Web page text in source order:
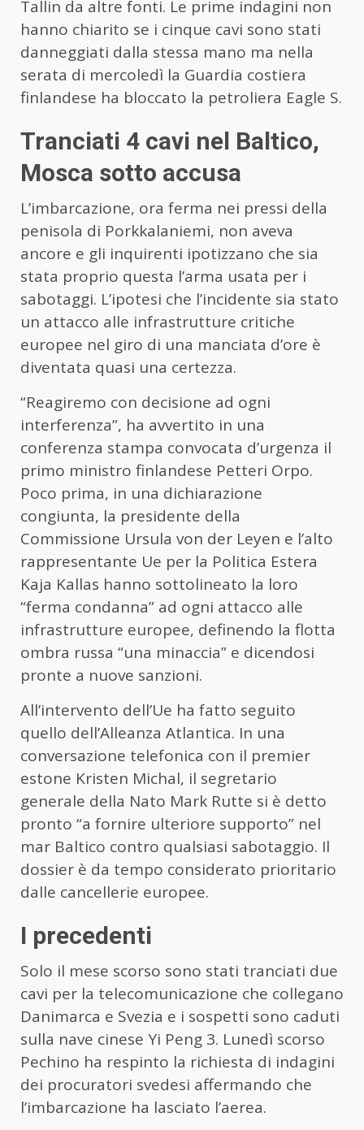
Tallin da altre fonti. Le prime indagini non
hanno chiarito se i cinque cavi sono stati
danneggiati dalla stessa mano ma nella
serata di mercoledì la Guardia costiera
finlandese ha bloccato la petroliera Eagle S.
Tranciati 4 cavi nel Baltico,
Mosca sotto accusa
L’imbarcazione, ora ferma nei pressi della
penisola di Porkkalaniemi, non aveva
ancore e gli inquirenti ipotizzano che sia
stata proprio questa l’arma usata per i
sabotaggi. L’ipotesi che l’incidente sia stato
un attacco alle infrastrutture critiche
europee nel giro di una manciata d’ore è
diventata quasi una certezza.
“Reagiremo con decisione ad ogni
interferenza”, ha avvertito in una
conferenza stampa convocata d’urgenza il
primo ministro finlandese Petteri Orpo.
Poco prima, in una dichiarazione
congiunta, la presidente della
Commissione Ursula von der Leyen e l’alto
rappresentante Ue per la Politica Estera
Kaja Kallas hanno sottolineato la loro
“ferma condanna” ad ogni attacco alle
infrastrutture europee, definendo la flotta
ombra russa “una minaccia” e dicendosi
pronte a nuove sanzioni.
All’intervento dell’Ue ha fatto seguito
quello dell’Alleanza Atlantica. In una
conversazione telefonica con il premier
estone Kristen Michal, il segretario
generale della Nato Mark Rutte si è detto
pronto “a fornire ulteriore supporto” nel
mar Baltico contro qualsiasi sabotaggio. Il
dossier è da tempo considerato prioritario
dalle cancellerie europee.
I precedenti
Solo il mese scorso sono stati tranciati due
cavi per la telecomunicazione che collegano
Danimarca e Svezia e i sospetti sono caduti
sulla nave cinese Yi Peng 3. Lunedì scorso
Pechino ha respinto la richiesta di indagini
dei procuratori svedesi affermando che
l’imbarcazione ha lasciato l’aerea.